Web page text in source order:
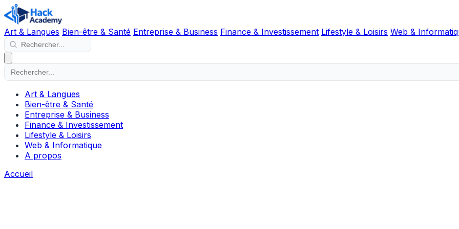
Art & Langues Bien-être & Santé Entreprise & Business Finance & Investissement Lifestyle & Loisirs Web &
Art & Langues
Bien-être & Santé
Entreprise & Business
Finance & Investissement
Lifestyle & Loisirs
Web & Informatique
A propos
Accueil